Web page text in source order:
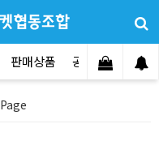
판매상품 공지사항 문
Page